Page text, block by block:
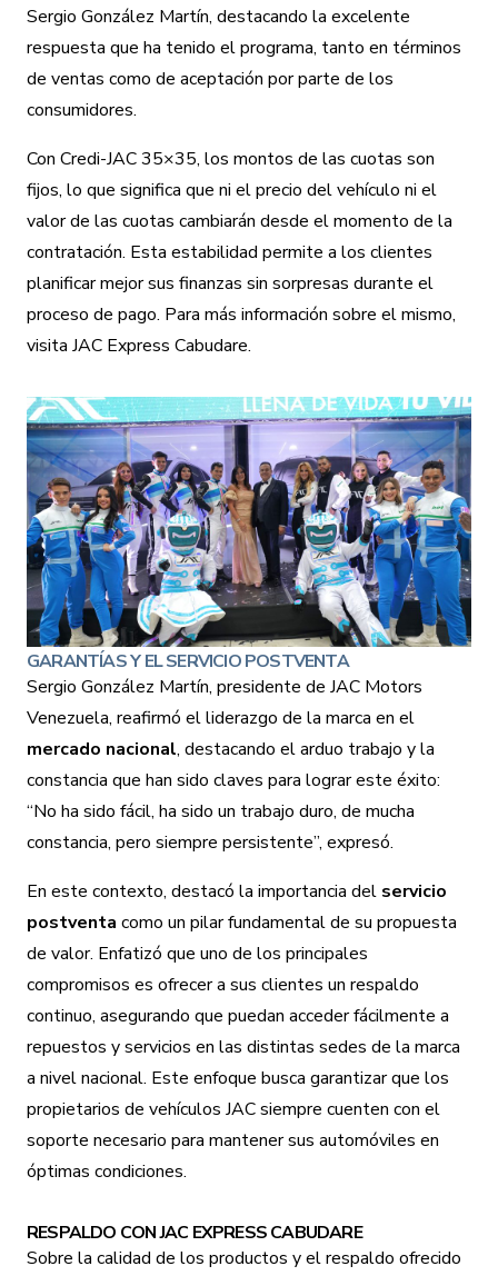
Sergio González Martín, destacando la excelente
respuesta que ha tenido el programa, tanto en términos
de ventas como de aceptación por parte de los
consumidores.
Con Credi-JAC 35×35, los montos de las cuotas son
fijos, lo que significa que ni el precio delvehículo ni el
valor de las cuotas cambiarán desde el momento de la
contratación. Esta estabilidad permite a los clientes
planificar mejor sus finanzas sin sorpresas durante el
proceso de pago. Para más información sobre el mismo,
visita JAC Express Cabudare.
GARANTÍAS Y EL SERVICIO POSTVENTA
Sergio González Martín, presidente de JAC Motors
Venezuela, reafirmó el liderazgo de la marca en el
mercado nacional, destacando el arduo trabajo y la
constancia que han sido claves para lograr este éxito:
“No ha sido fácil, ha sido un trabajo duro, de mucha
constancia, pero siempre persistente”, expresó.
En este contexto, destacó la importancia del servicio
postventa como un pilar fundamental de su propuesta
de valor. Enfatizó que uno de los principales
compromisos es ofrecer a sus clientes un respaldo
continuo, asegurando que puedan acceder fácilmente a
repuestos y servicios en las distintas sedes de la marca
a nivel nacional. Este enfoque busca garantizar que los
propietarios de vehículos JAC siempre cuenten con el
soporte necesario para mantener sus automóviles en
óptimas condiciones.
RESPALDO CON JAC EXPRESS CABUDARE
Sobre la calidad de los productos y el respaldo ofrecido